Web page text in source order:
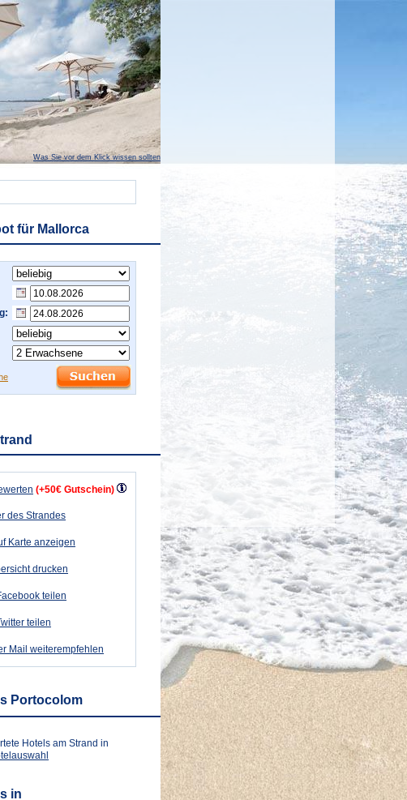
Was Sie vor dem Klick wissen sollten
für Mallorca
(+50€ Gutschein)
des Strandes
Karte anzeigen
drucken
teilen
teilen
Mail weiterempfehlen
Portocolom
Hotels am Strand in
in